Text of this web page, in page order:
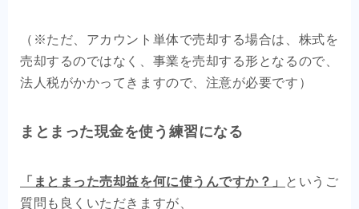
（※ただ、アカウント単体で売却する場合は、株式を
売却するのではなく、事業を売却する形となるので、
法人税がかかってきますので、注意が必要です）
まとまった現金を使う練習になる
「まとまった売却益を何に使うんですか？」
というご
質問も良くいただきますが、